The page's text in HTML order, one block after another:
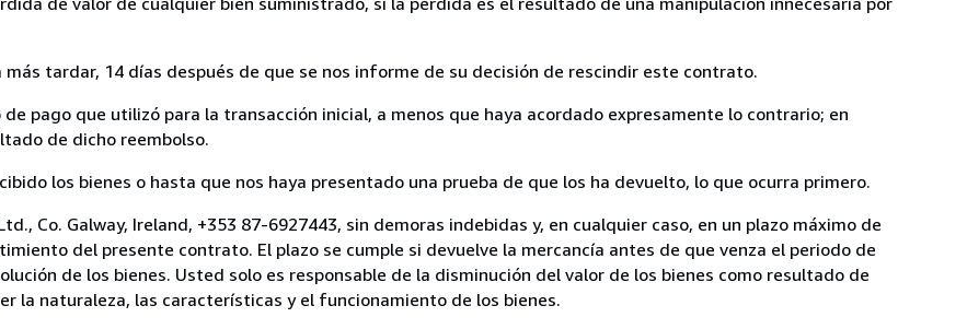
tardar, 14 días después de que se nos informe de su decisión de rescindir este contrato.
pago que utilizó para la transacción inicial, a menos que haya acordado expresamente lo contrario; en
de dicho reembolso.
los bienes o hasta que nos haya presentado una prueba de que los ha devuelto, lo que ocurra primero.
Co. Galway, Ireland, +353 87-6927443, sin demoras indebidas y, en cualquier caso, en un plazo máximo de
del presente contrato. El plazo se cumple si devuelve la mercancía antes de que venza el periodo de
de los bienes. Usted solo es responsable de la disminución del valor de los bienes como resultado de
la naturaleza, las características y el funcionamiento de los bienes.